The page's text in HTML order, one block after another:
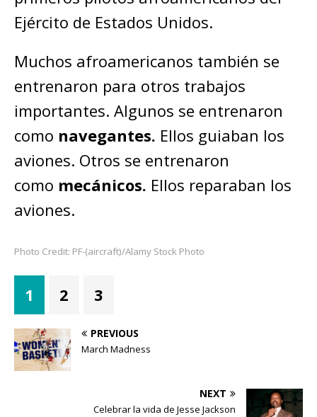
Ejército de Estados Unidos.
Muchos afroamericanos también se
entrenaron para otros trabajos
importantes. Algunos se entrenaron
como navegantes. Ellos guiaban los
aviones. Otros se entrenaron
como mecánicos. Ellos reparaban los
aviones.
Photo Credit: PF-(aircraft)/Alamy Stock Photo
1 2 3
PREVIOUS
March Madness
NEXT
Celebrar la vida de Jesse Jackson